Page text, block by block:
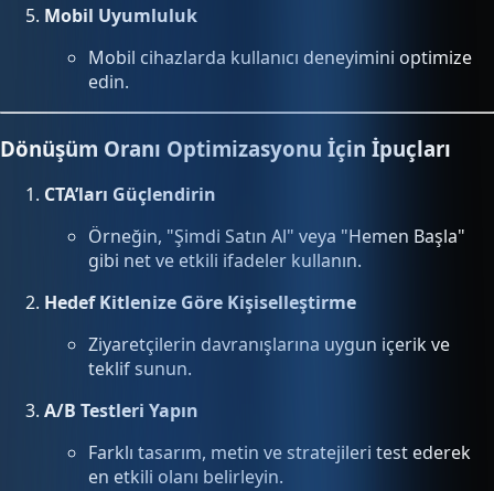
Mobil Uyumluluk
Mobil cihazlarda kullanıcı deneyimini optimize
edin.
Dönüşüm Oranı Optimizasyonu İçin İpuçları
CTA’ları Güçlendirin
Örneğin, "Şimdi Satın Al" veya "Hemen Başla"
gibi net ve etkili ifadeler kullanın.
Hedef Kitlenize Göre Kişiselleştirme
Ziyaretçilerin davranışlarına uygun içerik ve
teklif sunun.
A/B Testleri Yapın
Farklı tasarım, metin ve stratejileri test ederek
en etkili olanı belirleyin.